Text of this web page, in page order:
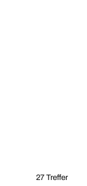
27 Treffer